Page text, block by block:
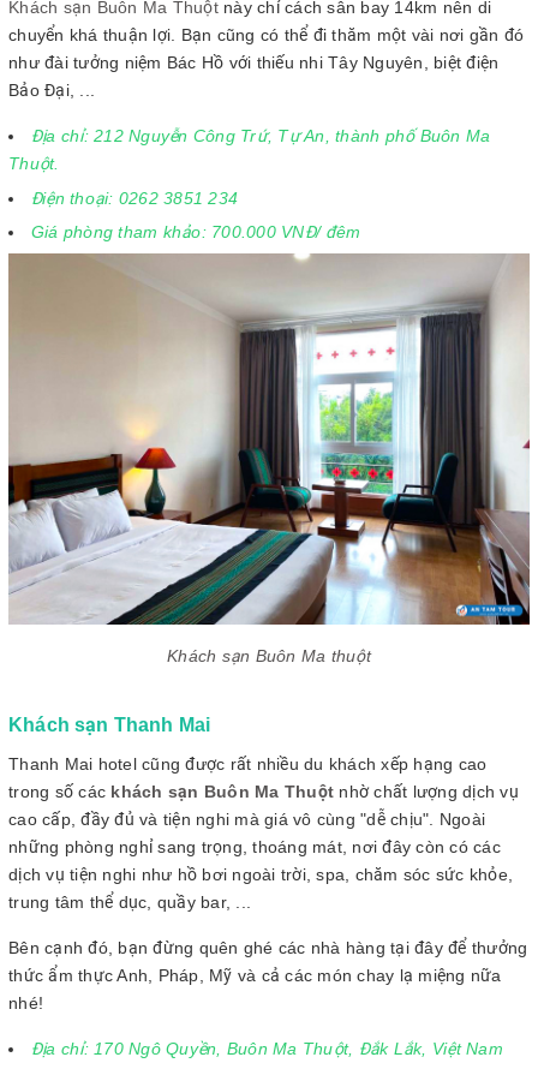
Khách sạn Buôn Ma Thuộtnày chỉ cách sân bay 14km nên di
chuyển khá thuận lợi. Bạn cũng có thể đi thăm một vài nơi gần đó
như đài tưởng niệm Bác Hồ với thiếu nhi Tây Nguyên, biệt điện
Bảo Đại, ...
Địa chỉ: 212 Nguyễn Công Trứ, Tự An, thành phố Buôn Ma
Thuột.
Điện thoại: 0262 3851 234
Giá phòng tham khảo: 700.000 VNĐ/ đêm
Khách sạn Buôn Ma thuột
Khách sạn Thanh Mai
Thanh Mai hotel cũng được rất nhiều du khách xếp hạng cao
trong số các khách sạn Buôn Ma Thuột nhờ chất lượng dịch vụ
cao cấp, đầy đủ và tiện nghi mà giá vô cùng "dễ chịu". Ngoài
những phòng nghỉ sang trọng, thoáng mát, nơi đây còn có các
dịch vụ tiện nghi như hồ bơi ngoài trời, spa, chăm sóc sức khỏe,
trung tâm thể dục, quầy bar, ...
Bên cạnh đó, bạn đừng quên ghé các nhà hàng tại đây để thưởng
thức ẩm thực Anh, Pháp, Mỹ và cả các món chay lạ miệng nữa
nhé!
Địa chỉ: 170 Ngô Quyền, Buôn Ma Thuột, Đắk Lắk, Việt Nam